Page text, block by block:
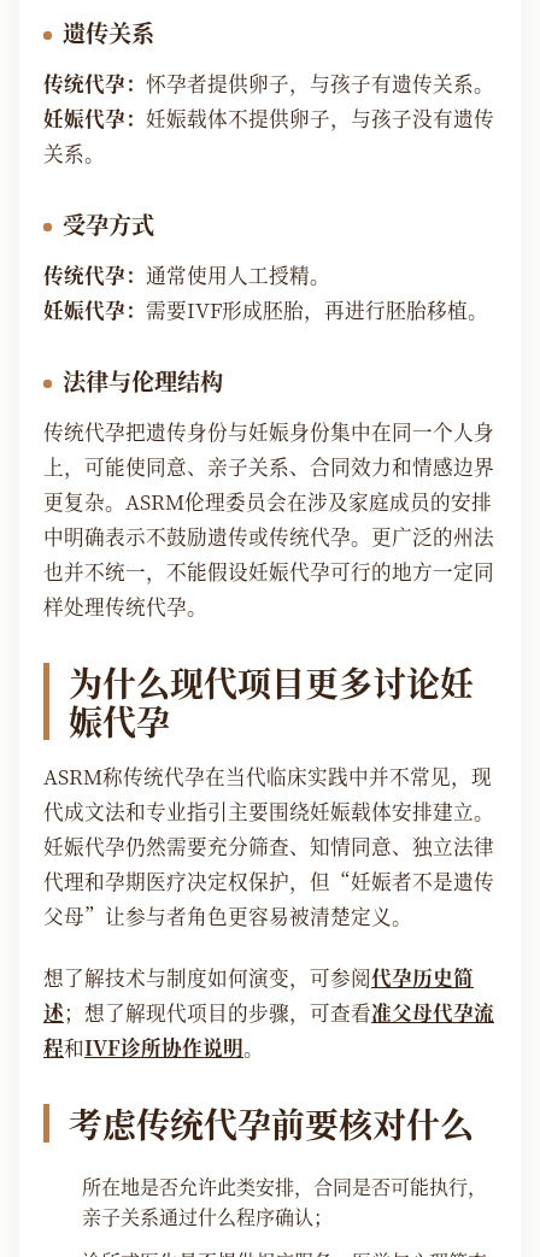
遗传关系
传统代孕： 怀孕者提供卵子，与孩子有遗传关系。
妊娠代孕： 妊娠载体不提供卵子，与孩子没有遗传
关系。
受孕方式
传统代孕： 通常使用人工授精。
妊娠代孕： 需要IVF形成胚胎，再进行胚胎移植。
法律与伦理结构
传统代孕把遗传身份与妊娠身份集中在同一个人身
上，可能使同意、亲子关系、合同效力和情感边界
更复杂。ASRM伦理委员会在涉及家庭成员的安排
中明确表示不鼓励遗传或传统代孕。更广泛的州法
也并不统一，不能假设妊娠代孕可行的地方一定同
样处理传统代孕。
为什么现代项目更多讨论妊
娠代孕
ASRM称传统代孕在当代临床实践中并不常见，现
代成文法和专业指引主要围绕妊娠载体安排建立。
妊娠代孕仍然需要充分筛查、知情同意、独立法律
代理和孕期医疗决定权保护，但“妊娠者不是遗传
父母”让参与者角色更容易被清楚定义。
想了解技术与制度如何演变，可参阅代孕历史简
述；想了解现代项目的步骤，可查看准父母代孕流
程和IVF诊所协作说明。
考虑传统代孕前要核对什么
所在地是否允许此类安排，合同是否可能执行，
亲子关系通过什么程序确认；